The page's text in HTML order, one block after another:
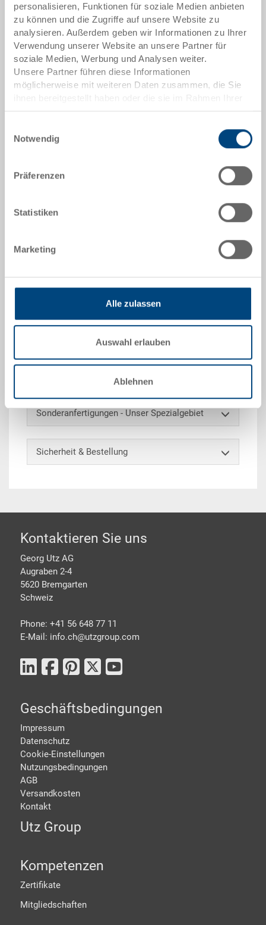
personalisieren, Funktionen für soziale Medien anbieten
zu können und die Zugriffe auf unsere Website zu
analysieren. Außerdem geben wir Informationen zu Ihrer
Verwendung unserer Website an unsere Partner für
soziale Medien, Werbung und Analysen weiter.
Unsere Partner führen diese Informationen
möglicherweise mit weiteren Daten zusammen, die Sie
Nutzung der Dienste gesammelt haben.
Notwendig
Präferenzen
Statistiken
Marketing
Alle zulassen
Auswahl erlauben
Ablehnen
Artikeldaten
Bestellnummer
5-6427N-0.5070.0101
Aussenmasse:
600 x 400 x 265 mm
Farbe:
Systembehälter EUROTEC, PP, lichtblau RAL 5012,
Muschelgriffe, Gabelnuten geschlossen, horizontale
Aufnahmen offen, integrierte Etikettenhalter auf allen
Seiten, Greiferecken 50 mm
Optionales Zubehör
Sonderanfertigungen - Unser Spezialgebiet
Sicherheit & Bestellung
Footer
Kontaktieren Sie uns
Georg Utz AG
Augraben 2-4
5620 Bremgarten
Schweiz
Phone: +41 56 648 77 11
E-Mail: info.ch@utzgroup.com
Geschäftsbedingungen
Impressum
Datenschutz
Cookie-Einstellungen
Nutzungsbedingungen
AGB
Versandkosten
Kontakt
Utz Group
Kompetenzen
Zertifikate
Mitgliedschaften